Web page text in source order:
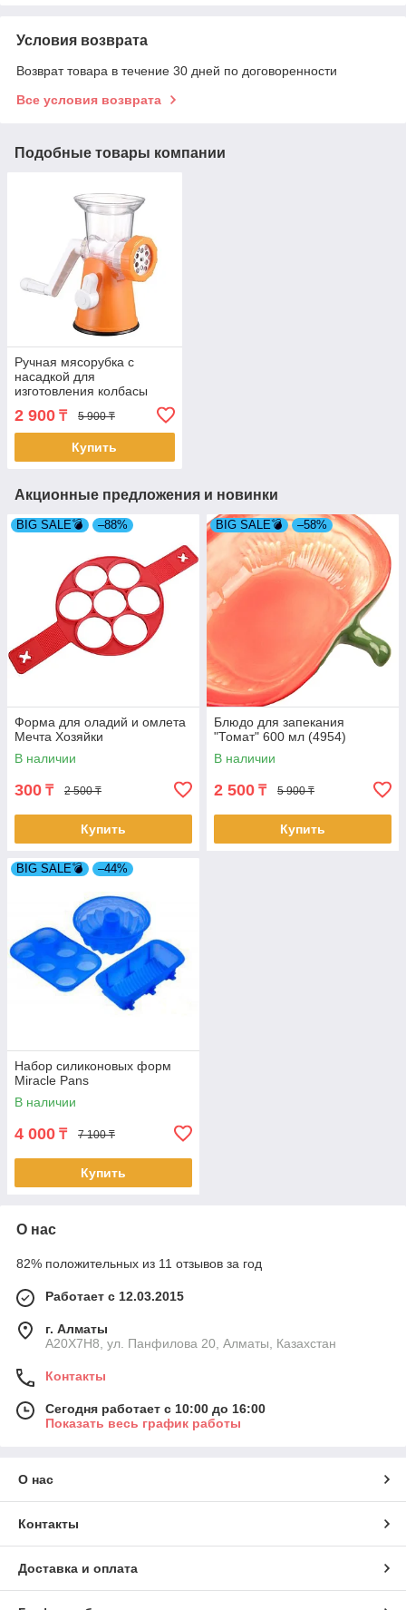
Условия возврата
Возврат товара в течение 30 дней по договоренности
Все условия возврата
Подобные товары компании
Ручная мясорубка с
насадкой для
изготовления колбасы
2 900 ₸ 5 900 ₸
Купить
Акционные предложения и новинки
BIG SALE💣 –88%
Форма для оладий и омлета
Мечта Хозяйки
В наличии
300 ₸ 2 500 ₸
Купить
BIG SALE💣 –58%
Блюдо для запекания
"Томат" 600 мл (4954)
В наличии
2 500 ₸ 5 900 ₸
Купить
BIG SALE💣 –44%
Набор силиконовых форм
Miracle Pans
В наличии
4 000 ₸ 7 100 ₸
Купить
О нас
82% положительных из 11 отзывов за год
Работает с 12.03.2015
г. Алматы
A20X7H8, ул. Панфилова 20, Алматы, Казахстан
Контакты
Сегодня работает с 10:00 до 16:00
Показать весь график работы
О нас
Контакты
Доставка и оплата